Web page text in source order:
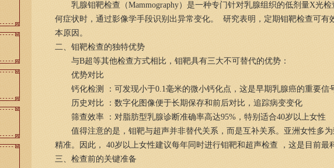
乳腺钼靶检查（Mammography）是一种专门针对乳腺组织的低剂量X光
何症状时，通过影像学手段识别出异常变化。 研究表明，定期钼靶检查可
本原因。
二、钼靶检查的独特优势
与B超等其他检查方式相比，钼靶具有三大不可替代的优势：
优势对比
钙化检测 ：可发现小于0.1毫米的微小钙化点，这是早期乳腺癌的重要信
历史对比 ：数字化图像便于长期保存和前后对比，追踪病变变化
筛查效率 ：对脂肪型乳腺诊断准确率高达95%，特别适合40岁以上女性
值得注意的是，钼靶与超声并非替代关系，而是互补关系。亚洲女性多
精准。因此， 40岁以上女性建议每年同时进行钼靶和超声检查 ，这是目前最
三、检查前的关键准备